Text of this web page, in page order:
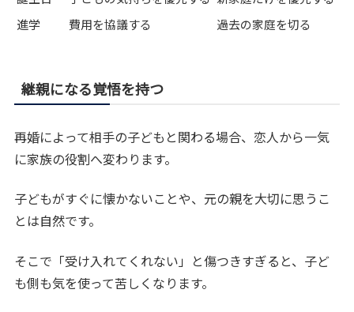
進学
費用を協議する 過去の家庭を切る
継親になる覚悟を持つ
再婚によって相手の子どもと関わる場合、恋人から一気
に家族の役割へ変わります。
子どもがすぐに懐かないことや、元の親を大切に思うこ
とは自然です。
そこで「受け入れてくれない」と傷つきすぎると、子ど
も側も気を使って苦しくなります。